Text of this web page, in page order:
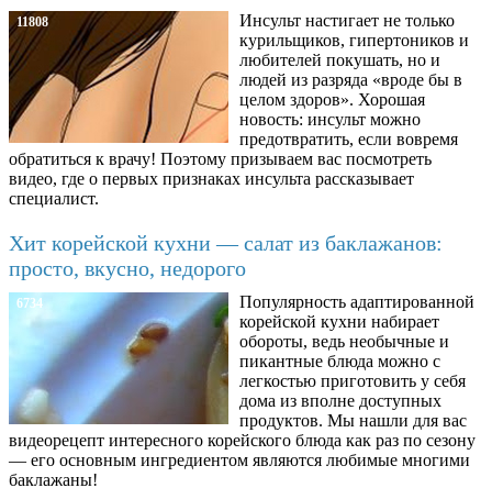
11808
Инсульт настигает не только
курильщиков, гипертоников и
любителей покушать, но и
людей из разряда «вроде бы в
целом здоров». Хорошая
новость: инсульт можно
предотвратить, если вовремя
обратиться к врачу! Поэтому призываем вас посмотреть
видео, где о первых признаках инсульта рассказывает
специалист.
Хит корейской кухни — салат из баклажанов:
просто, вкусно, недорого
6734
Популярность адаптированной
корейской кухни набирает
обороты, ведь необычные и
пикантные блюда можно с
легкостью приготовить у себя
дома из вполне доступных
продуктов. Мы нашли для вас
видеорецепт интересного корейского блюда как раз по сезону
— его основным ингредиентом являются любимые многими
баклажаны!